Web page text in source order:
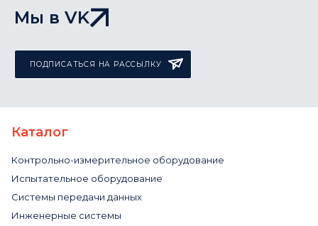
Мы в VK
ПОДПИСАТЬСЯ НА РАССЫЛКУ
Каталог
Контрольно-измерительное оборудование
Испытательное оборудование
Системы передачи данных
Инженерные системы